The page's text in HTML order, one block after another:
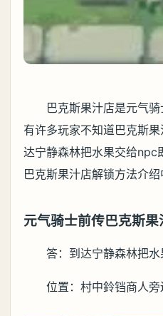
巴克斯果汁店是元气
有许多玩家不知道巴克斯
达宁静森林把水果交给npc
巴克斯果汁店解锁方法介绍
元气骑士前传巴克斯
答：到达宁静森林把水
位置：村中鈴铛商人旁